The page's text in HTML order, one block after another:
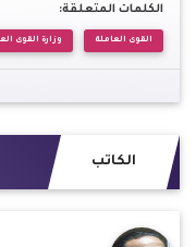
الكلمات المتعلقة:
القوى العاملة وزارة القوى
الكاتب